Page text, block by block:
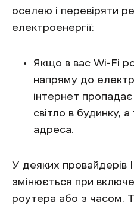
оселею і перевіряти
електроенергії:
Якщо в вас Wi-Fi
напряму до
інтернет
світло в будинку,
адреса.
У деяких провайдерів
змінюється при
роутера або з часом.